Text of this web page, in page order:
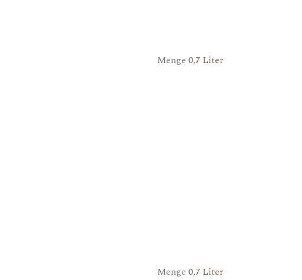
Menge 0,7 Liter
Menge 0,7 Liter